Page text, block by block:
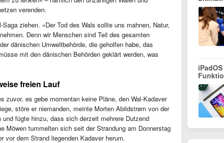
verenden.
ziehen. «Der Tod des Wals sollte uns mahnen, Natur,
Denn wir Menschen sind Teil des gesamten
dänischen Umweltbehörde, die geholfen habe, das
mit den dänischen Behörden geklärt werden, was
freien Lauf
zuvor, es gebe momentan keine Pläne, den Wal-Kadaver
störe er niemanden, meinte Morten Abildstrøm von der
fügte hinzu, dass sich derzeit mehrere Dutzend
Möwen tummelten sich seit der Strandung am Donnerstag
vor dem Strand liegenden Kadaver herum.